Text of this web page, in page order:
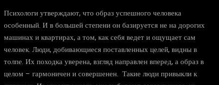
Психологи утверждают, что образ успешного человека
особенный. И в большей степени он базируется не на дорогих
машинах и квартирах, а том, как себя ведет и ощущает сам
человек. Люди, добивающиеся поставленных целей, видны в
толпе. Их походка уверена, взгляд направлен вперед, а образ в
целом – гармоничен и совершенен. Такие люди привыкли к